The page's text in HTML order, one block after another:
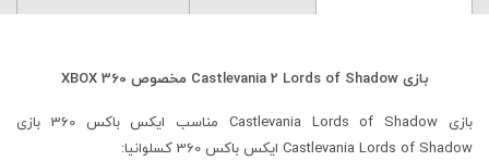
بازی Castlevania 2 Lords of Shadow مخصوص XBOX 360
بازی Castlevania Lords of Shadow مناسب ایکس باکس 360 بازی
Castlevania Lords of Shadow ایکس باکس 360 کسلوانیا: